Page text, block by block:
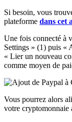
Si besoin, vous
plateforme dans cet
Une fois connecté à
Settings » (1) puis «
« Lier un nouveau
comme moyen de
Vous pourrez alors
votre cryptomonnaie